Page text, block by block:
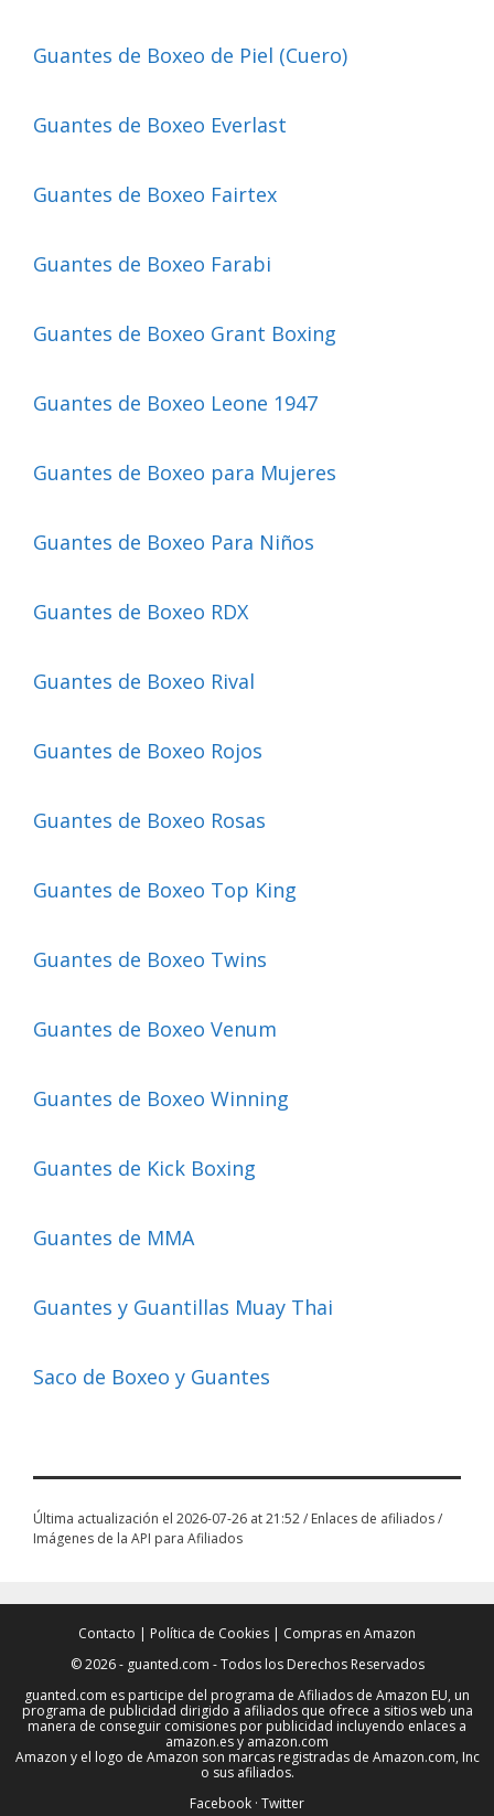
Guantes de Boxeo de Piel (Cuero)
Guantes de Boxeo Everlast
Guantes de Boxeo Fairtex
Guantes de Boxeo Farabi
Guantes de Boxeo Grant Boxing
Guantes de Boxeo Leone 1947
Guantes de Boxeo para Mujeres
Guantes de Boxeo Para Niños
Guantes de Boxeo RDX
Guantes de Boxeo Rival
Guantes de Boxeo Rojos
Guantes de Boxeo Rosas
Guantes de Boxeo Top King
Guantes de Boxeo Twins
Guantes de Boxeo Venum
Guantes de Boxeo Winning
Guantes de Kick Boxing
Guantes de MMA
Guantes y Guantillas Muay Thai
Saco de Boxeo y Guantes
Última actualización el 2026-07-26 at 21:52 / Enlaces de afiliados /
Imágenes de la API para Afiliados
Contacto | Política de Cookies | Compras en Amazon
© 2026 - guanted.com - Todos los Derechos Reservados
guanted.com es participe del programa de Afiliados de Amazon EU, un
programa de publicidad dirigido a afiliados que ofrece a sitios web una
manera de conseguir comisiones por publicidad incluyendo enlaces a
amazon.es y amazon.com
Amazon y el logo de Amazon son marcas registradas de Amazon.com, Inc
o sus afiliados.
Facebook · Twitter